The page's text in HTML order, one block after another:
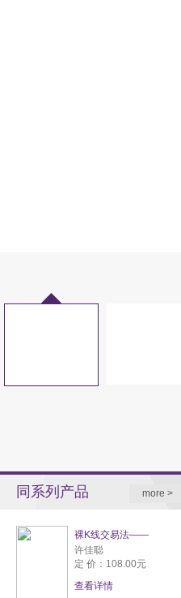
同系列产品 more >
裸K线交易法——
许佳聪
定 价：108.00元
查看详情